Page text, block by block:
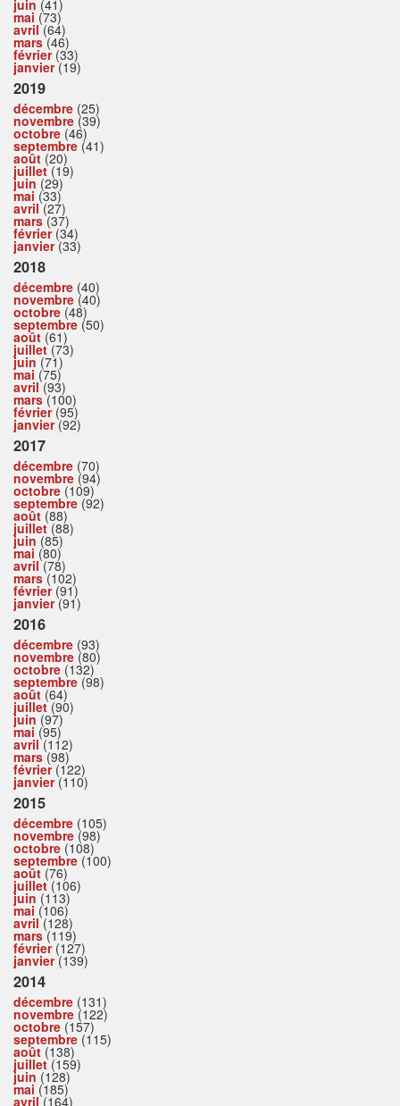
juin (41)
mai (73)
avril(64)
mars(46)
février(33)
janvier(19)
2019
décembre (25)
novembre (39)
octobre (46)
septembre (41)
août (20)
juillet(19)
juin (29)
mai (33)
avril(27)
mars(37)
février(34)
janvier(33)
2018
décembre (40)
novembre (40)
octobre (48)
septembre (50)
août (61)
juillet(73)
juin (71)
mai (75)
avril(93)
mars(100)
février(95)
janvier(92)
2017
décembre (70)
novembre (94)
octobre (109)
septembre (92)
août (88)
juillet(88)
juin (85)
mai (80)
avril(78)
mars(102)
février(91)
janvier(91)
2016
décembre (93)
novembre (80)
octobre (132)
septembre (98)
août (64)
juillet(90)
juin (97)
mai (95)
avril(112)
mars(98)
février(122)
janvier(110)
2015
décembre (105)
novembre (98)
octobre (108)
septembre (100)
août (76)
juillet(106)
juin (113)
mai (106)
avril(128)
mars(119)
février(127)
janvier(139)
2014
décembre (131)
novembre (122)
octobre (157)
septembre (115)
août (138)
juillet(159)
juin (128)
mai (185)
avril(164)